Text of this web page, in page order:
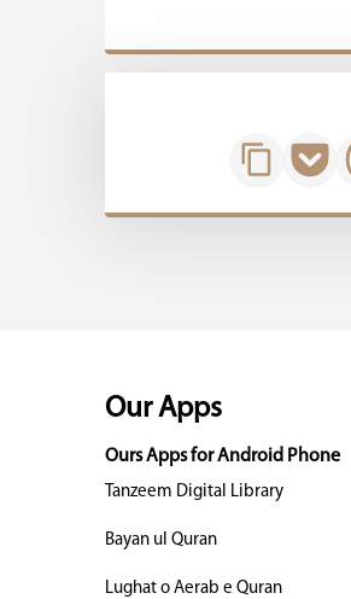
Our Apps
Ours Apps for Android Phone
Tanzeem Digital Library
Bayan ul Quran
Lughat o Aerab e Quran